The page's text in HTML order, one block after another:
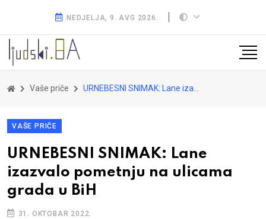
NEDJELJA, 9. AVG 2026.
Vaše priče URNEBESNI SNIMAK: Lane izazvalo pometnju na ulicama grada u BiH
VAŠE PRIČE
URNEBESNI SNIMAK: Lane
izazvalo pometnju na ulicama
grada u BiH
31. OKTOBAR 2022.